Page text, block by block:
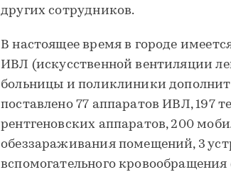
других сотрудников.
В настоящее время в городе
ИВЛ (искусственной вентиляции
больницы и поликлиники
поставлено 77 аппаратов ИВЛ, 197
рентгеновских аппаратов, 200
обеззараживания помещений, 3
вспомогательного